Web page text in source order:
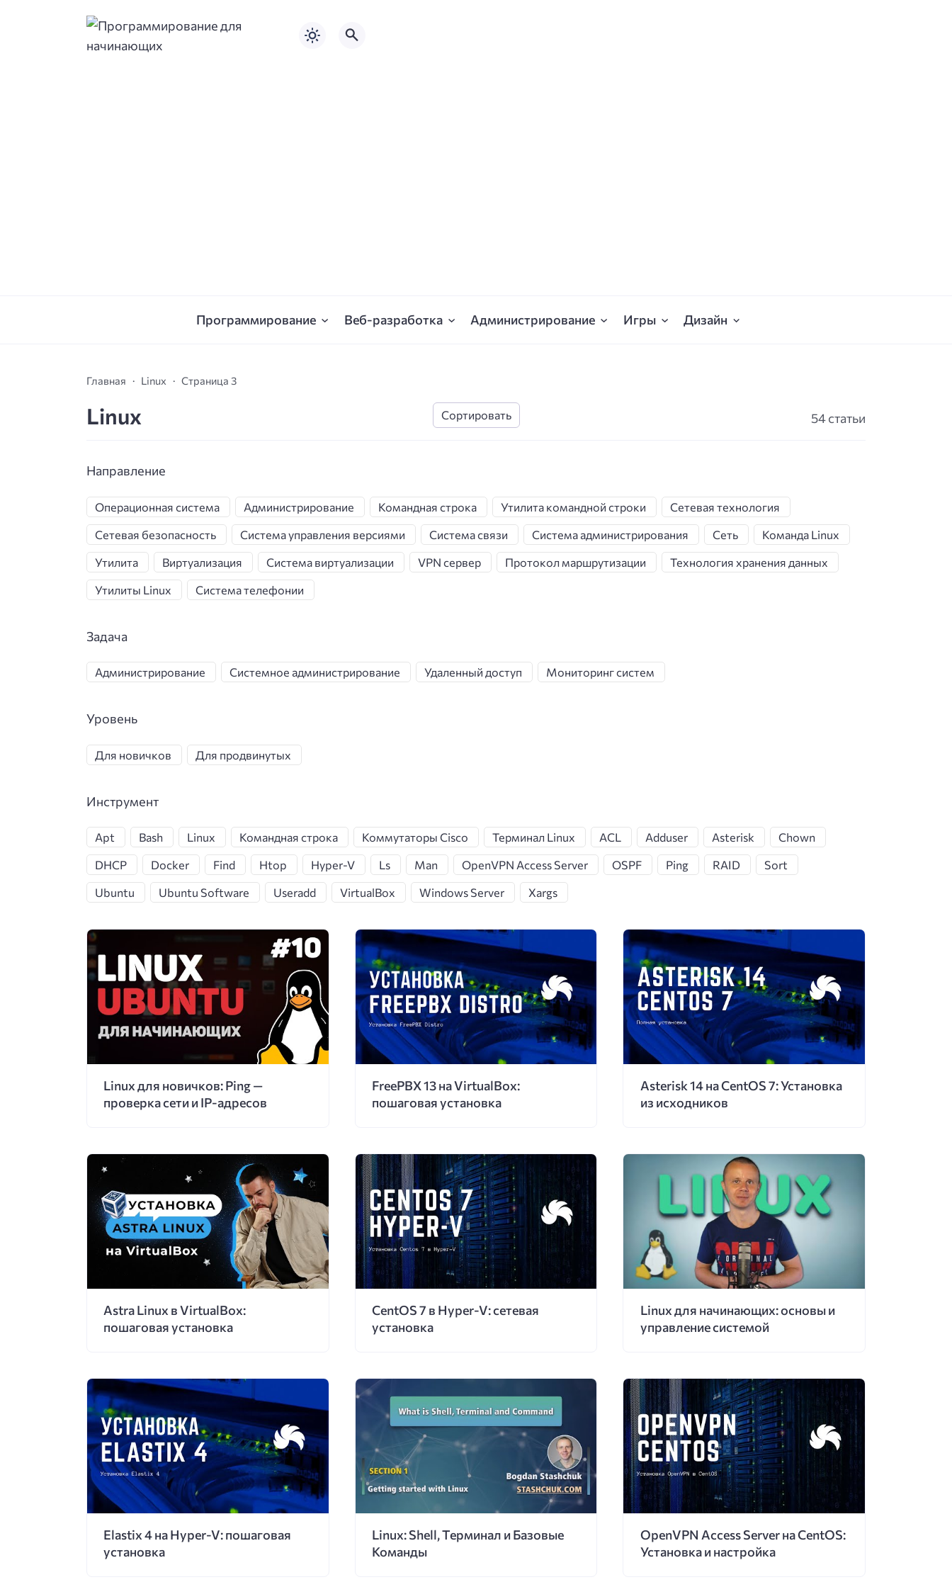
Программирование Веб-разработка Администрирование Игры Дизайн
Главная Linux Страница 3
Linux 54 статьи
Направление
Операционная система Администрирование Командная строка Утилита командной строки Сетевая технология
Сетевая безопасность Система управления версиями Система связи Система администрирования Сеть Команда Linux
Утилита Виртуализация Система виртуализации VPN сервер Протокол маршрутизации Технология хранения данных
Утилиты Linux Система телефонии
Задача
Администрирование Системное администрирование Удаленный доступ Мониторинг систем
Уровень
Для новичков Для продвинутых
Инструмент
Apt Bash Linux Командная строка Коммутаторы Cisco Терминал Linux ACL Adduser Asterisk Chown
DHCP Docker Find Htop Hyper-V Ls Man OpenVPN Access Server OSPF Ping RAID Sort
Ubuntu Ubuntu Software Useradd VirtualBox Windows Server Xargs
Linux для новичков: Ping —
проверка сети и IP-адресов
FreePBX 13 на VirtualBox:
пошаговая установка
Asterisk 14 на CentOS 7: Установка
из исходников
Astra Linux в VirtualBox:
пошаговая установка
CentOS 7 в Hyper-V: сетевая
установка
Linux для начинающих: основы и
управление системой
Elastix 4 на Hyper-V: пошаговая
установка
Linux: Shell, Терминал и Базовые
Команды
OpenVPN Access Server на CentOS:
Установка и настройка